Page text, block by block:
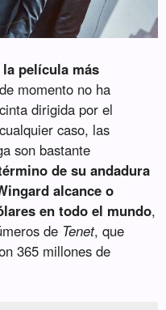
película más
momento no ha
dirigida por el
caso, las
son bastante
de su andadura
alcance o
en todo el mundo,
de Tenet, que
365 millones de